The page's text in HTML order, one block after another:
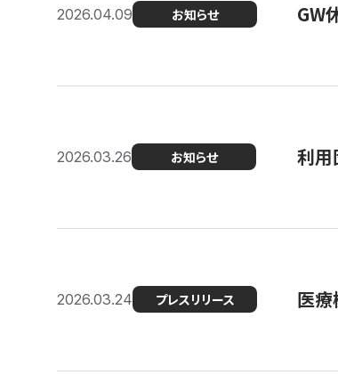
2026.04.09 お知らせ GW
2026.03.26 お知らせ 利用
2026.03.24 プレスリリース 医療